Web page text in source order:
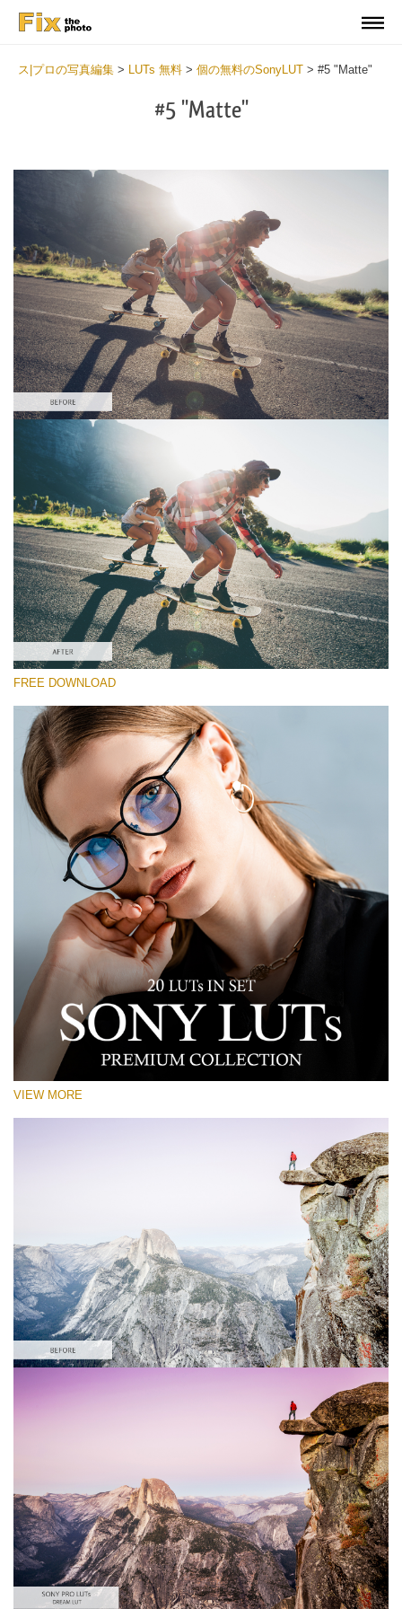
ス|プロの写真編集 > LUTs 無料 > 個の無料のSonyLUT > #5 "Matte"
#5 "Matte"
選んでください
Free Sony LUT #5
Premium Sony LUTs
Cinema Look Collection (80 LUTs)
Entire Collection (260 LUTs)
無料ダウンロード
FREE DOWNLOAD
VIEW MORE